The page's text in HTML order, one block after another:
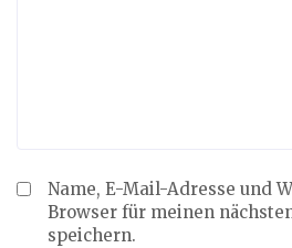
Name, E-Mail-Adresse und
Browser für meinen
speichern.